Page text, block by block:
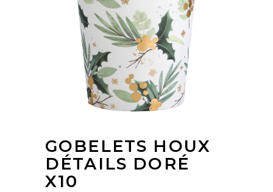
GOBELETS HOUX
DÉTAILS DORÉ
X10